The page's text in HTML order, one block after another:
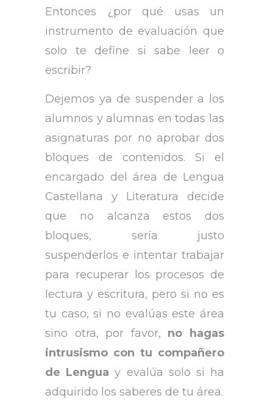
Entonces ¿por qué usas un
instrumento de evaluación que
solo te define si sabe leer o
escribir?
Dejemos ya de suspender a los
alumnos y alumnas en todas las
asignaturas por no aprobar dos
bloques de contenidos. Si el
encargado del área de Lengua
Castellana y Literatura decide
que no alcanza estos dos
bloques, sería justo
suspenderlos e intentar trabajar
para recuperar los procesos de
lectura y escritura, pero si no es
tu caso, si no evalúas este área
sino otra, por favor, no hagas
intrusismo con tu compañero
de Lengua y evalúa solo si ha
adquirido los saberes de tu área.